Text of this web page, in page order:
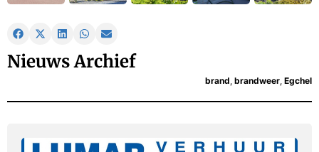
Nieuws Archief
brand, brandweer, Egchel